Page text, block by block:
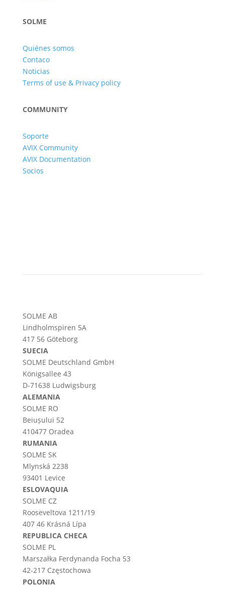
SOLME
Quiénes somos
Contaco
Noticias
Terms of use & Privacy policy
COMMUNITY
Soporte
AVIX Community
AVIX Documentation
Socios
SOLME AB
Lindholmspiren 5A
417 56 Göteborg
SUECIA
SOLME Deutschland GmbH
Königsallee 43
D-71638 Ludwigsburg
ALEMANIA
SOLME RO
Beiușului 52
410477 Oradea
RUMANIA
SOLME SK
Mlynská 2238
93401 Levice
ESLOVAQUIA
SOLME CZ
Rooseveltova 1211/19
407 46 Krásná Lípa
REPUBLICA CHECA
SOLME PL
Marszałka Ferdynanda Focha 53
42-217 Częstochowa
POLONIA